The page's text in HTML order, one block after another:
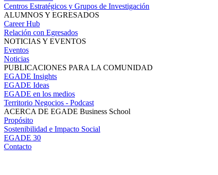
Centros Estratégicos y Grupos de Investigación
ALUMNOS Y EGRESADOS
Career Hub
Relación con Egresados
NOTICIAS Y EVENTOS
Eventos
Noticias
PUBLICACIONES PARA LA COMUNIDAD
EGADE Insights
EGADE Ideas
EGADE en los medios
Territorio Negocios - Podcast
ACERCA DE EGADE Business School
Propósito
Sostenibilidad e Impacto Social
EGADE 30
Contacto